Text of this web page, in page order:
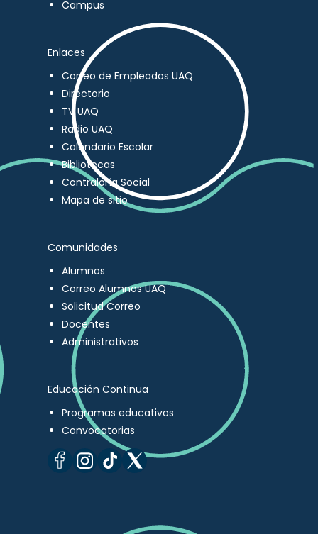
Campus
Enlaces
Correo de Empleados UAQ
Directorio
TV UAQ
Radio UAQ
Calendario Escolar
Bibliotecas
Contraloría Social
Mapa de sitio
Comunidades
Alumnos
Correo Alumnos UAQ
Solicitud Correo
Docentes
Administrativos
Educación Continua
Programas educativos
Convocatorias